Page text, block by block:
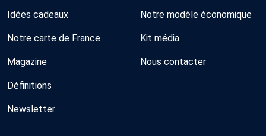
Idées cadeaux
Notre carte de France
Magazine
Définitions
Newsletter
Notre modèle économique
Kit média
Nous contacter